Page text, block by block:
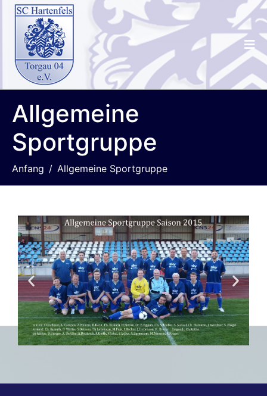
Allgemeine
Sportgruppe
Anfang Allgemeine Sportgruppe